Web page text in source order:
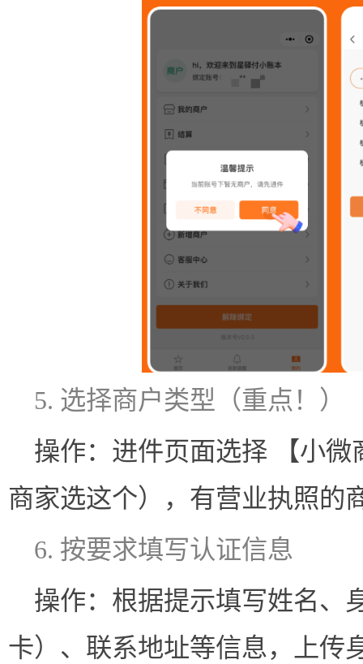
5. 选择商户类型（重点！）
操作：进件页面选择 【小
商家选这个），有营业执照的
6. 按要求填写认证信息
操作：根据提示填写姓名、
卡）、联系地址等信息，上传